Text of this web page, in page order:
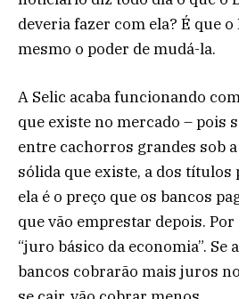
deveria fazer com ela? É que
mesmo o poder de mudá-la.
A Selic acaba funcionando
que existe no mercado – pois
entre cachorros grandes sob
sólida que existe, a dos títulos
ela é o preço que os bancos
que vão emprestar depois. Por
“juro básico da economia”. Se
bancos cobrarão mais juros